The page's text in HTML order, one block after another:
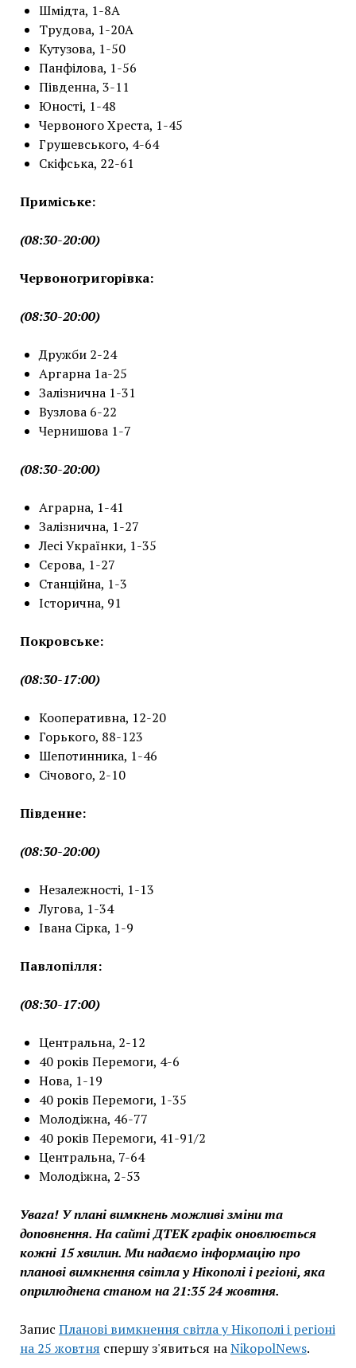
Шмідта, 1-8А
Трудова, 1-20А
Кутузова, 1-50
Панфілова, 1-56
Південна, 3-11
Юності, 1-48
Червоного Хреста, 1-45
Грушевського, 4-64
Скіфська, 22-61
Приміське:
(08:30-20:00)
Червоногригорівка:
(08:30-20:00)
Дружби 2-24
Аргарна 1а-25
Залізнична 1-31
Вузлова 6-22
Чернишова 1-7
(08:30-20:00)
Аграрна, 1-41
Залізнична, 1-27
Лесі Українки, 1-35
Сєрова, 1-27
Станційна, 1-3
Історична, 91
Покровське:
(08:30-17:00)
Кооперативна, 12-20
Горького, 88-123
Шепотинника, 1-46
Січового, 2-10
Південне:
(08:30-20:00)
Незалежності, 1-13
Лугова, 1-34
Івана Сірка, 1-9
Павлопілля:
(08:30-17:00)
Центральна, 2-12
40 років Перемоги, 4-6
Нова, 1-19
40 років Перемоги, 1-35
Молодіжна, 46-77
40 років Перемоги, 41-91/2
Центральна, 7-64
Молодіжна, 2-53
Увага! У плані вимкнень можливі зміни та
доповнення. На сайті ДТЕК графік оновлюється
кожні 15 хвилин. Ми надаємо інформацію про
планові вимкнення світла у Нікополі і регіоні, яка
оприлюднена станом на 21:35 24 жовтня.
Запис Планові вимкнення світла у Нікополі і регіоні
на 25 жовтня спершу з'явиться наNikopolNews.